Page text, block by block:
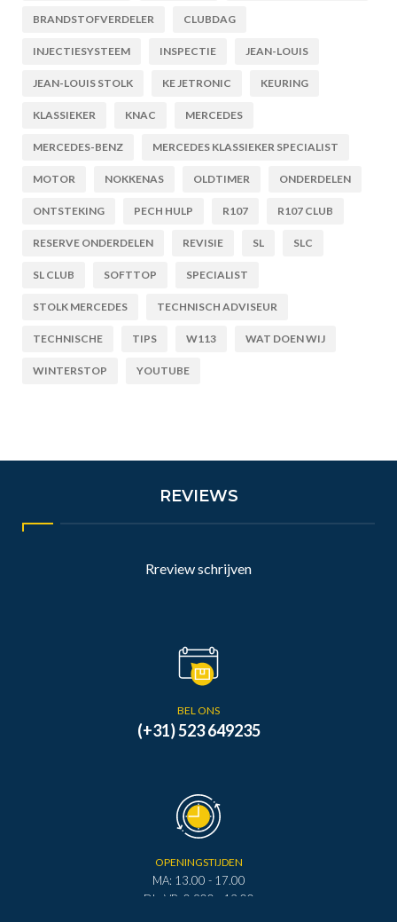
BRANDSTOFVERDELER CLUBDAG
INJECTIESYSTEEM INSPECTIE JEAN-LOUIS
JEAN-LOUIS STOLK KE JETRONIC KEURING
KLASSIEKER KNAC MERCEDES
MERCEDES-BENZ MERCEDES KLASSIEKER SPECIALIST
MOTOR NOKKENAS OLDTIMER ONDERDELEN
ONTSTEKING PECH HULP R107 R107 CLUB
RESERVE ONDERDELEN REVISIE SL SLC
SL CLUB SOFTTOP SPECIALIST
STOLK MERCEDES TECHNISCH ADVISEUR
TECHNISCHE TIPS W113 WAT DOEN WIJ
WINTERSTOP YOUTUBE
REVIEWS
Rreview schrijven
BEL ONS
(+31) 523 649235
OPENINGSTIJDEN
MA: 13.00 - 17.00
DI - VR: 0.900 - 12.00